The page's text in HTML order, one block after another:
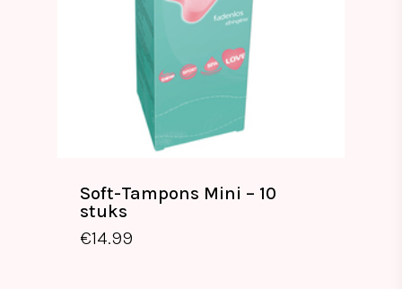
Soft-Tampons Mini – 10
stuks
€14.99